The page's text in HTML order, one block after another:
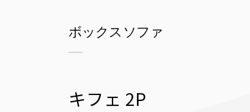
ボックスソファ
キフェ 2P